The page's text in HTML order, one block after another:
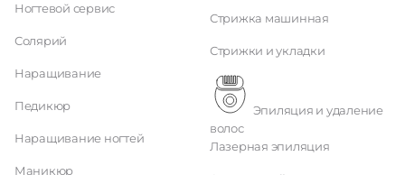
Ногтевой сервис
Солярий
Наращивание
Педикюр
Наращивание ногтей
Маникюр
Стрижка машинная
Стрижки и укладки
волос
Лазерная эпиляция